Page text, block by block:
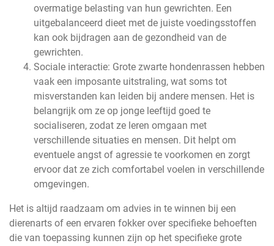
overmatige belasting van hun gewrichten. Een
uitgebalanceerd dieet met de juiste voedingsstoffen
kan ook bijdragen aan de gezondheid van de
gewrichten.
Sociale interactie: Grote zwarte hondenrassen hebben
vaak een imposante uitstraling, wat soms tot
misverstanden kan leiden bij andere mensen. Het is
belangrijk om ze op jonge leeftijd goed te
socialiseren, zodat ze leren omgaan met
verschillende situaties en mensen. Dit helpt om
eventuele angst of agressie te voorkomen en zorgt
ervoor dat ze zich comfortabel voelen in verschillende
omgevingen.
Het is altijd raadzaam om advies in te winnen bij een
dierenarts of een ervaren fokker over specifieke behoeften
die van toepassing kunnen zijn op het specifieke grote